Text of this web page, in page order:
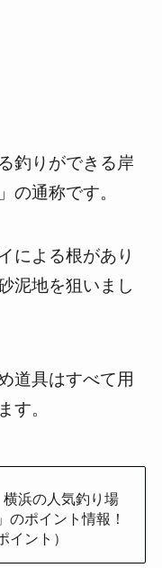
釣りができる岸
の通称です。
による根があり
泥地を狙いまし
道具はすべて用
す。
横浜の人気釣り場
のポイント情報！
イント）